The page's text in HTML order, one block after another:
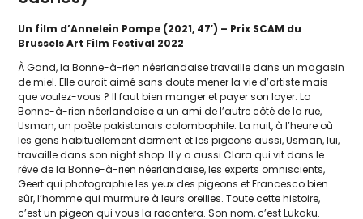
Un film d’Annelein Pompe (2021, 47′) – Prix SCAM du
Brussels Art Film Festival 2022
À Gand, la Bonne-à-rien néer­lan­daise tra­vaille dans un maga­sin
de miel. Elle aurait aimé sans doute mener la vie d’ar­tiste mais
que vou­lez-vous ? Il faut bien man­ger et payer son loyer. La
Bonne-à-rien néer­lan­daise a un ami de l’autre côté de la rue,
Usman, un poète pakis­ta­nais colom­bo­phile. La nuit, à l’heure où
les gens habi­tuel­le­ment dorment et les pigeons aus­si, Usman, lui,
tra­vaille dans son night shop. Il y a aus­si Clara qui vit dans le
rêve de la Bonne-à-rien néer­lan­daise, les experts omni­scients,
Geert qui pho­to­gra­phie les yeux des pigeons et Francesco bien
sûr, l’homme qui mur­mure à leurs oreilles. Toute cette his­toire,
c’est un pigeon qui vous la racon­te­ra. Son nom, c’est Lukaku.